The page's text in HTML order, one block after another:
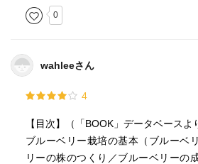
0
wahleeさん
4
【目次】（「BOOK」データベースよ
ブルーベリー栽培の基本（ブルーベ
リーの株のつくり／ブルーベリーの